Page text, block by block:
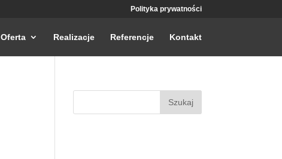
Polityka prywatności
Oferta Realizacje Referencje Kontakt
Szukaj: